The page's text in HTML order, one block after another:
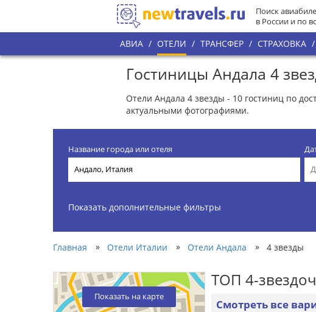
Поиск
в России и по
АВИА / ОТЕЛИ / ТРАНСФЕР / СТРАХОВКА /
Гостиницы Андала 4
Отели Андала 4 звезды - 10 гостиниц по
актуальными фотографиями.
Название города или отеля
Показать дополнительные фильтры
Главная » Отели Италии » Отели Андала » 4 звезды
Показать на карте
ТОП 4-
Смотреть все